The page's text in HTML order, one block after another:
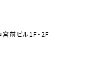
前ビル1F・2F